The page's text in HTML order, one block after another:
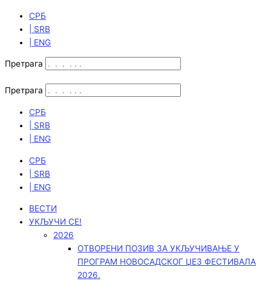
СРБ
| SRB
| ENG
Претрага
Претрага
СРБ
| SRB
| ENG
СРБ
| SRB
| ENG
ВЕСТИ
УКЉУЧИ СЕ!
2026
ОТВОРЕНИ ПОЗИВ ЗА УКЉУЧИВАЊЕ У
ПРОГРАМ НОВОСАДСКОГ ЏЕЗ ФЕСТИВАЛА
2026.